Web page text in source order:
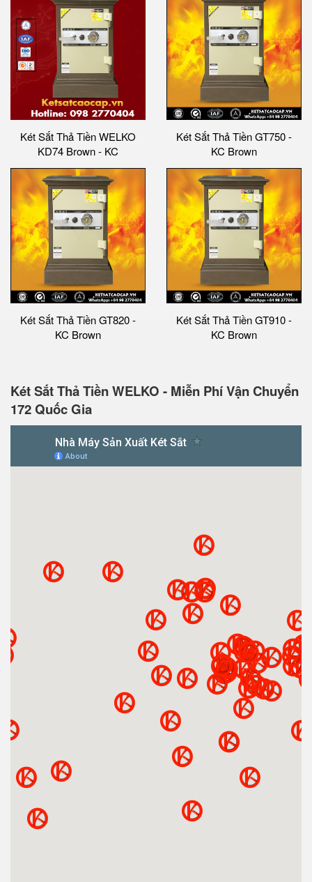
Két Sắt Thả Tiền WELKO
KD74 Brown - KC
Két Sắt Thả Tiền GT750 -
KC Brown
Két Sắt Thả Tiền GT820 -
KC Brown
Két Sắt Thả Tiền GT910 -
KC Brown
Két Sắt Thả Tiền WELKO - Miễn Phí Vận Chuyển
172 Quốc Gia